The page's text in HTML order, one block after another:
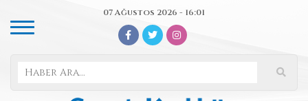
07 Ağustos 2026 - 16:01